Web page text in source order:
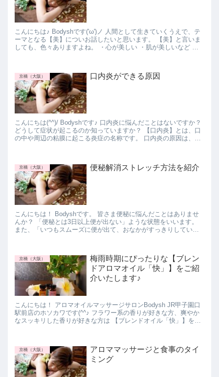
こんにちは♪ Bodyshです('ω')ノ 人間として生きていくうえで、テ
ーマとなる【美】についお話したいと思います。 【美】と言いま
しても、色々ありますよね。 ・心が美しい ・肌が美しいなど 本
京橋（大阪） 口内炎ができる原因
こんにちは(^^)/ Bodyshです♪ 口内炎に悩んだことはないですか？
どうして症状が起こるのか知っていますか？ 【口内炎】とは、口
の中や周辺の粘膜に起こる炎症の名称です。 口内炎の原因は、さ
京橋（大阪） 便秘解消ストレッチ方法を紹介
こんにちは！ Bodyshです。 皆さま便秘に悩んだことはありませ
んか？ 「便秘とは3日以上便が出ない」ような状態をいいます。
また、「いつもスムーズに便が出て、おなかがすっきりしてい
京橋（大阪）
梅雨時期にぴったりな【ブレン
ドアロマオイル「快」】をご紹
介いたします♪
こんにちは！ アロマオイルマッサージサロンBodysh JR甲子園口
駅前店のホソカワです(^^♪ フラワー系の香りが好きな方、爽やか
なスッキリした香りが好きな方は 【ブレンドオイル「快」】をお
京橋（大阪）
アロママッサージと食事のタイ
ミング